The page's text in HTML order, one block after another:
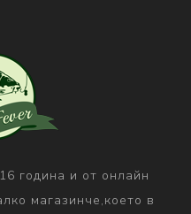
година и от онлайн
магазинче,което в